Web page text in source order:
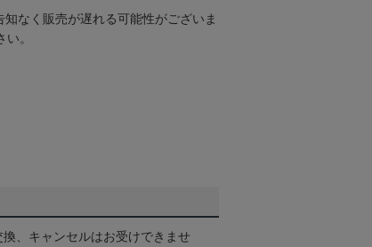
なく販売が遅れる可能性がございま
。
、キャンセルはお受けできませ